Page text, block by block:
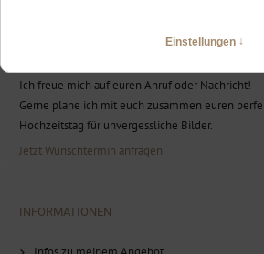
BEREIT FÜR EURE FOTOBEGLEITUNG?
Ich freue mich auf euren Anruf oder Nachricht!
Gerne plane ich mit euch zusammen euren
Hochzeitstag für unvergessliche Bilder.
Jetzt Wunschtermin anfragen
INFORMATIONEN